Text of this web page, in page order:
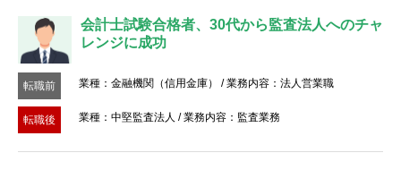
会計士試験合格者、30代から監査法人へのチャ
レンジに成功
転職前 業種：金融機関（信用金庫） / 業務内容：法人営業職
転職後 業種：中堅監査法人 / 業務内容：監査業務